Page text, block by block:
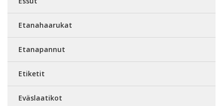
Etanahaarukat
Etanapannut
Etiketit
Eväslaatikot